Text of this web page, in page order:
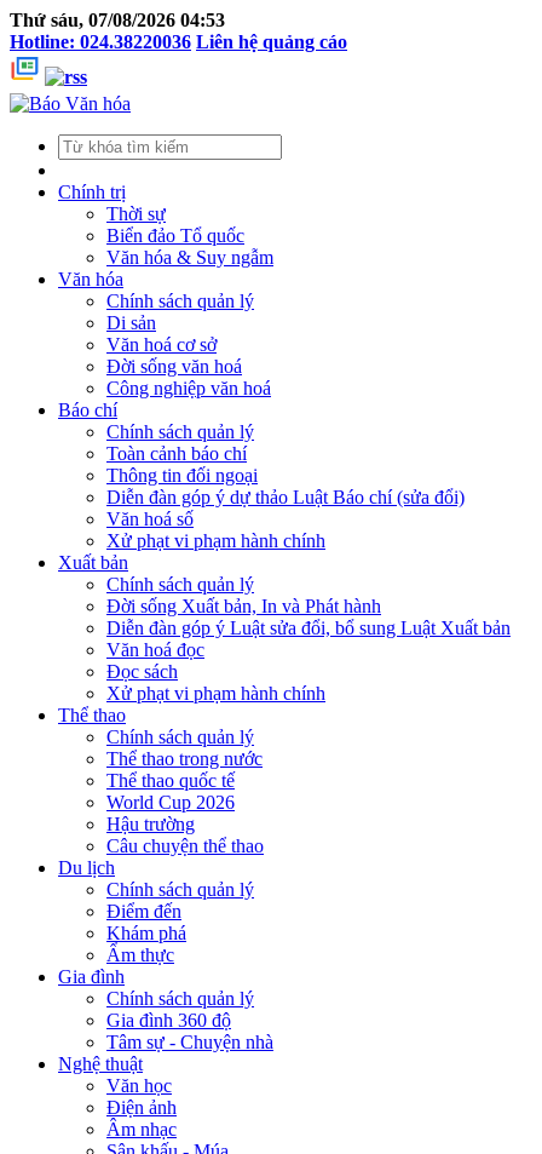
Thứ sáu, 07/08/2026 04:53
Hotline: 024.38220036 Liên hệ quảng cáo
Chính trị
Thời sự
Biển đảo Tổ quốc
Văn hóa & Suy ngẫm
Văn hóa
Chính sách quản lý
Di sản
Văn hoá cơ sở
Đời sống văn hoá
Công nghiệp văn hoá
Báo chí
Chính sách quản lý
Toàn cảnh báo chí
Thông tin đối ngoại
Diễn đàn góp ý dự thảo Luật Báo chí (sửa đổi)
Văn hoá số
Xử phạt vi phạm hành chính
Xuất bản
Chính sách quản lý
Đời sống Xuất bản, In và Phát hành
Diễn đàn góp ý Luật sửa đổi, bổ sung Luật Xuất bản
Văn hoá đọc
Đọc sách
Xử phạt vi phạm hành chính
Thể thao
Chính sách quản lý
Thể thao trong nước
Thể thao quốc tế
World Cup 2026
Hậu trường
Câu chuyện thể thao
Du lịch
Chính sách quản lý
Điểm đến
Khám phá
Ẩm thực
Gia đình
Chính sách quản lý
Gia đình 360 độ
Tâm sự - Chuyện nhà
Nghệ thuật
Văn học
Điện ảnh
Âm nhạc